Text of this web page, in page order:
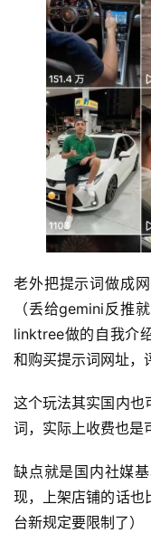
页
行
业
讯
眼
案
例
老外把提示词做成
（丢给gemini反推
linktree做的自我介
和购买提示词网址，
这个玩法其实国内也
词，实际上收费也是
缺点就是国内社媒
现，上架店铺的话也
台新规定要限制了）